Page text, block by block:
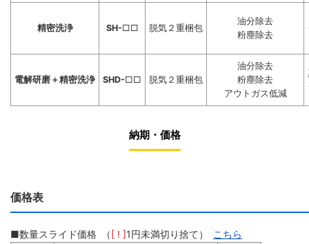
精密洗浄 SH-□□ 脱気２重梱包
油分除去
粉塵除去
電解研磨＋精密洗浄 SHD-□□ 脱気２重梱包
油分除去
粉塵除去
アウトガス低減
納期・価格
価格表
■数量スライド価格 （[ ! ]1円未満切り捨て） こちら